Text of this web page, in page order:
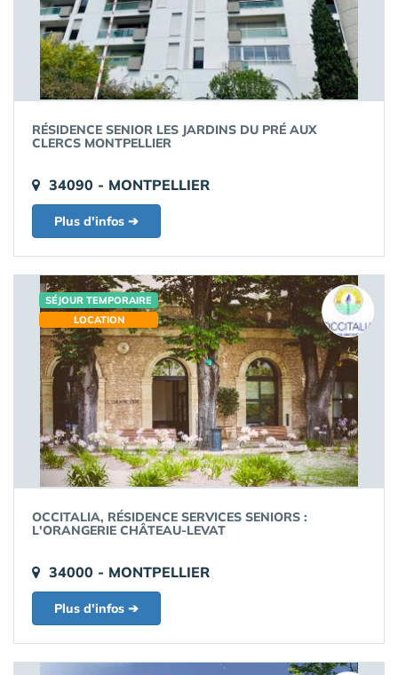
RÉSIDENCE SENIOR LES JARDINS DU PRÉ AUX
CLERCS MONTPELLIER
34090 - MONTPELLIER
Plus d'infos ➔
SÉJOUR TEMPORAIRE
LOCATION
OCCITALIA, RÉSIDENCE SERVICES SENIORS :
L'ORANGERIE CHÂTEAU-LEVAT
34000 - MONTPELLIER
Plus d'infos ➔